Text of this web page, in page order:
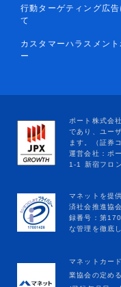
行動ターゲティング広
て
カスタマーハラスメント
ー
マネットカー
業協会の定め